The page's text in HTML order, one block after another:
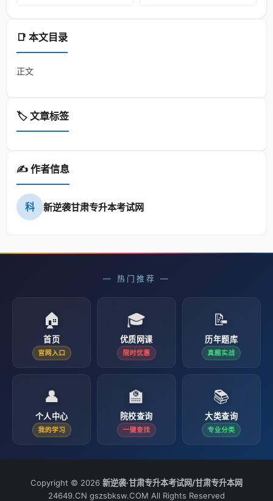
📑 本文目录
正文
🏷️ 文章标签
✍️ 作者信息
科 新逆袭甘肃专升本考试网
— 热门推荐 —
🏠
首页
官网入口
🎓
优质网课
限时优惠
📝
历年题库
真题实战
👤
个人中心
我的学习
🏫
院校查询
一键查找
📚
大类查询
专业分类
Copyright © 2026 新逆袭·甘肃专升本考试网/甘肃专升本网
24649.CN gszsbksw.COM All Rights Reserved